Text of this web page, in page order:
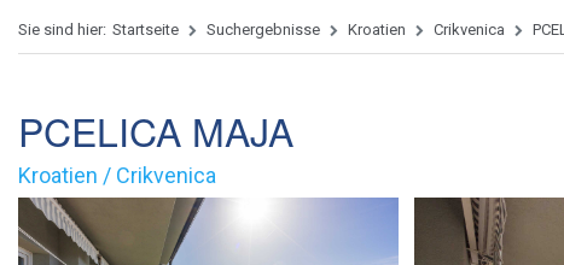
Sie sind hier: Startseite Suchergebnisse Kroatien Crikvenica
PCELICA MAJA
Kroatien / Crikvenica